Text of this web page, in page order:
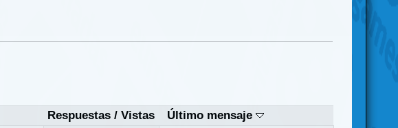
Respuestas /Vistas Último mensaje